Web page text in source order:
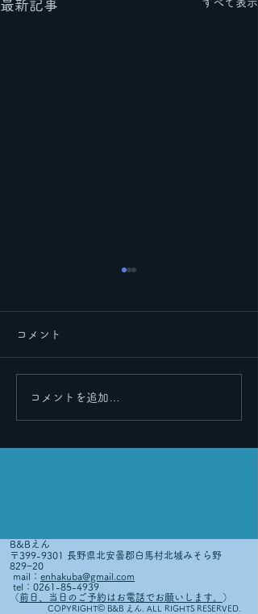
最新記事 すべて表示
里帰りその２
コメント
コメントを追加…
B&Bえん
〒399-9301 長野県北安曇郡白馬村北城みそら野
829−20
mail： enhakuba@gmail.com
tel：0261-85-4939
（ 前日、当日のご予約はお電話でお願いします。 ）
COPYRIGHT© B&B えん. ALL RIGHTS RESERVED.